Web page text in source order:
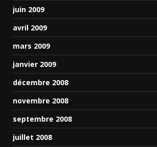
juin 2009
avril 2009
mars 2009
janvier 2009
décembre 2008
novembre 2008
septembre 2008
juillet 2008